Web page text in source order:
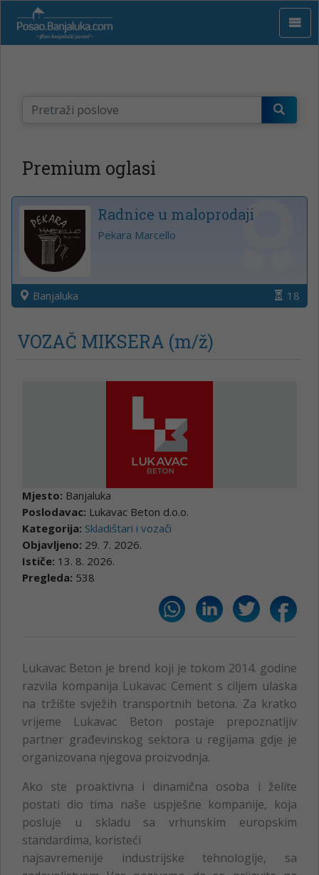
Premium oglasi
Radnice u maloprodaji
Pekara Marcello
Banjaluka 18
VOZAČ MIKSERA (m/ž)
Mjesto: Banjaluka
Poslodavac: Lukavac Beton d.o.o.
Kategorija: Skladištari i vozači
Objavljeno: 29. 7. 2026.
Ističe: 13. 8. 2026.
Pregleda: 538
Lukavac Beton je brend koji je tokom 2014. godine
razvila kompanija Lukavac Cement s ciljem ulaska
na tržište svježih transportnih betona. Za kratko
vrijeme Lukavac Beton postaje prepoznatljiv
partner građevinskog sektora u regijama gdje je
organizovana njegova proizvodnja.
Ako ste proaktivna i dinamična osoba i želite
postati dio tima naše uspješne kompanije, koja
posluje u skladu sa vrhunskim europskim
standardima, koristeći
najsavremenije industrijske tehnologije, sa